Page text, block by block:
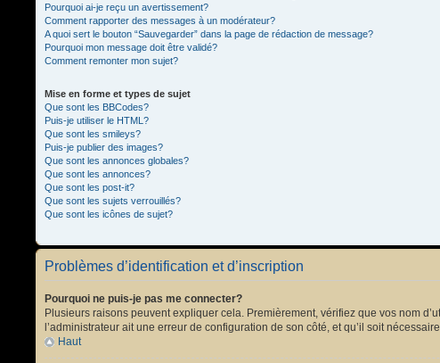
Pourquoi ai-je reçu un avertissement?
Comment rapporter des messages à un modérateur?
A quoi sert le bouton “Sauvegarder” dans la page de rédaction de message?
Pourquoi mon message doit être validé?
Comment remonter mon sujet?
Mise en forme et types de sujet
Que sont les BBCodes?
Puis-je utiliser le HTML?
Que sont les smileys?
Puis-je publier des images?
Que sont les annonces globales?
Que sont les annonces?
Que sont les post-it?
Que sont les sujets verrouillés?
Que sont les icônes de sujet?
Problèmes d’identification et d’inscription
Pourquoi ne puis-je pas me connecter?
Plusieurs raisons peuvent expliquer cela. Premièrement, vérifiez que vos nom
l’administrateur ait une erreur de configuration de son côté, et qu’il soit
Haut